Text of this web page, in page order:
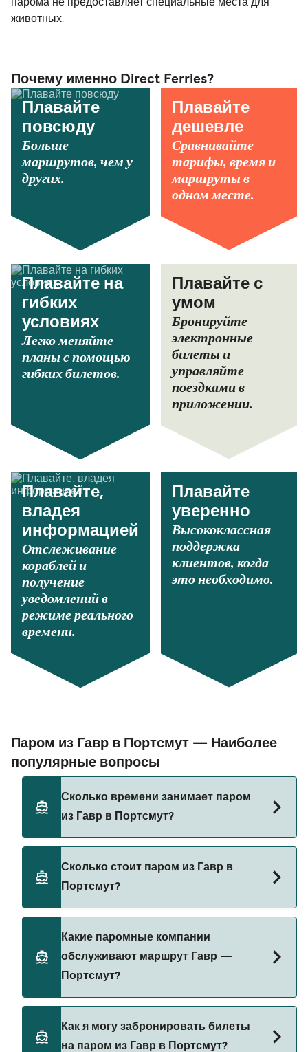
парома не предоставляет специальные места для
животных.
Почему именно Direct Ferries?
Плавайте
повсюду
Больше
маршрутов, чем у
других.
Плавайте
дешевле
Сравнивайте
тарифы, время и
маршруты в
одном месте.
Плавайте на
гибких
условиях
Легко меняйте
планы с помощью
гибких билетов.
Плавайте с
умом
Бронируйте
электронные
билеты и
управляйте
поездками в
приложении.
Плавайте,
владея
информацией
Отслеживание
кораблей и
получение
уведомлений в
режиме реального
времени.
Плавайте
уверенно
Высококлассная
поддержка
клиентов, когда
это необходимо.
Паром из Гавр в Портсмут — Наиболее
популярные вопросы
Сколько времени занимает паром
из Гавр в Портсмут?
составляет примерно 10 ч 45 мин. Длительность
рейса может меняться в зависимости от сезона
и оператора, поэтому рекомендуется проверить
Сколько стоит паром из Гавр в
Портсмут?
меняться в зависимости от сезона. Средняя
цена парома из Гавр в Портсмут составляет
276₽. Цена указана без учета сборов за
бронирование.
Какие паромные компании
обслуживают маршрут Гавр —
Портсмут?
Портсмут.
Как я могу забронировать билеты
на паром из Гавр в Портсмут?